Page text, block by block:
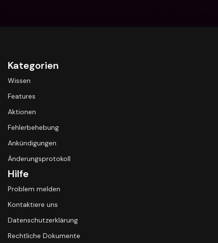
Kategorien
Wissen
Features
Aktionen
Fehlerbehebung
Ankündigungen
Änderungsprotokoll
Hilfe
Problem melden
Kontaktiere uns
Datenschutzerklärung
Rechtliche Dokumente